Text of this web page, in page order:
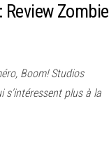
Zombie
Boom! Studios
plus à la